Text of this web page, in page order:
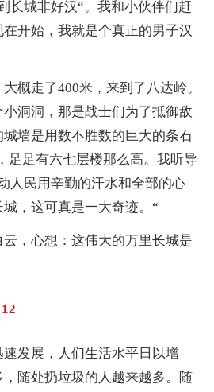
长城非好汉“。我和小伙伴们赶
开始，我就是个真正的男子汉
走了400米，来到了八达岭。
洞洞，那是战士们为了抵御敌
城墙是用数不胜数的巨大的条石
足足有六七层楼那么高。我听导
人民用辛勤的汗水和全部的心
，这可真是一大奇迹。“
，心想：这伟大的万里长城是
发展，人们生活水平日以增
随处扔垃圾的人越来越多。随